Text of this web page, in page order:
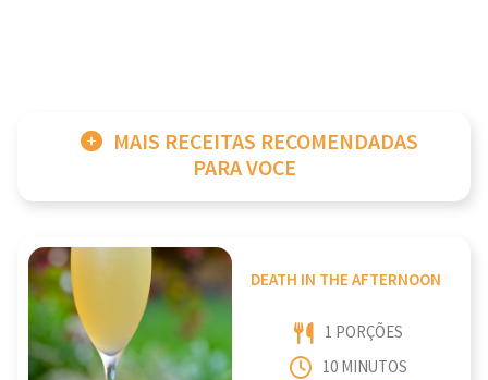
MAIS RECEITAS RECOMENDADAS
PARA VOCE
DEATH IN THE AFTERNOON
1 PORÇÕES
10 MINUTOS